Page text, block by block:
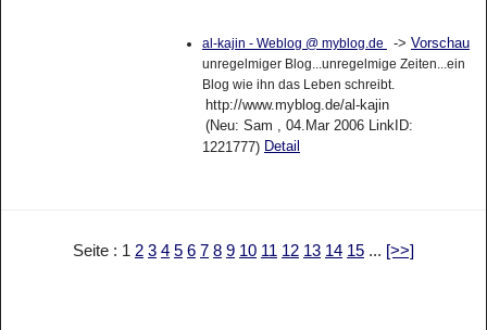
al-kajin - Weblog @ myblog.de -> Vorschau
unregelmiger Blog...unregelmige Zeiten...ein
Blog wie ihn das Leben schreibt.
http://www.myblog.de/al-kajin
(Neu: Sam , 04.Mar 2006 LinkID:
1221777) Detail
Seite : 1 2 3 4 5 6 7 8 9 10 11 12 13 14 15 ... [>>]